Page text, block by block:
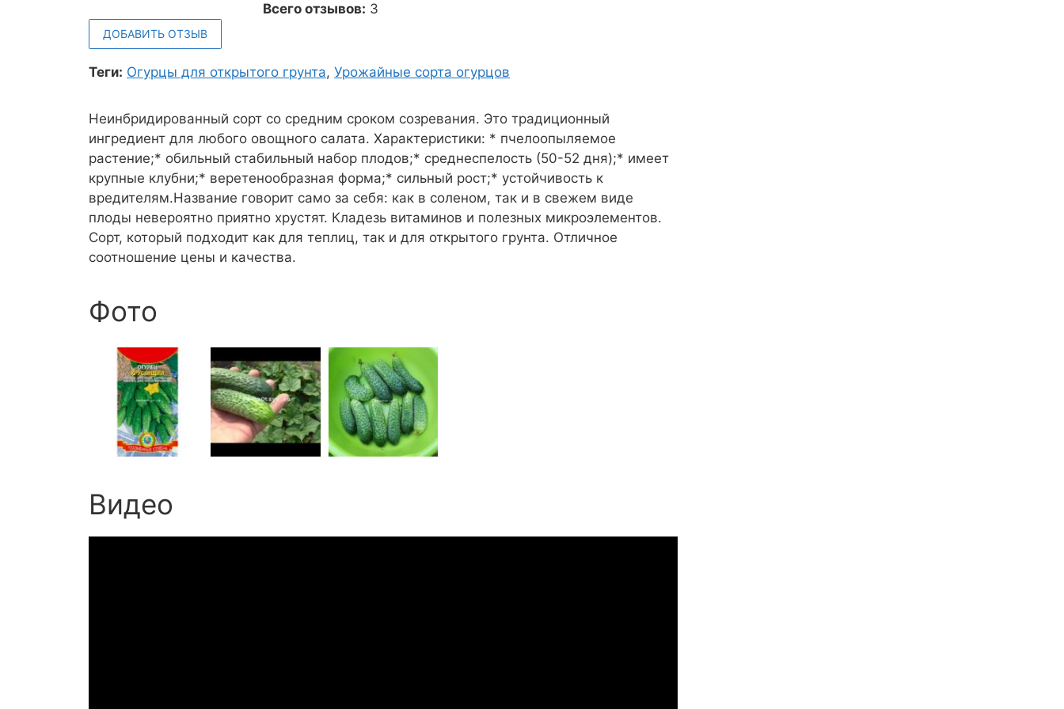
Всего отзывов: 3
ДОБАВИТЬ ОТЗЫВ
Теги: Огурцы для открытого грунта, Урожайные сорта огурцов
Неинбридированный сорт со средним сроком созревания. Это традиционный
ингредиент для любого овощного салата. Характеристики: * пчелоопыляемое
растение;* обильный стабильный набор плодов;* среднеспелость (50-52 дня);* имеет
крупные клубни;* веретенообразная форма;* сильный рост;* устойчивость к
вредителям.Название говорит само за себя: как в соленом, так и в свежем виде
плоды невероятно приятно хрустят. Кладезь витаминов и полезных микроэлементов.
Сорт, который подходит как для теплиц, так и для открытого грунта. Отличное
соотношение цены и качества.
Фото
Видео